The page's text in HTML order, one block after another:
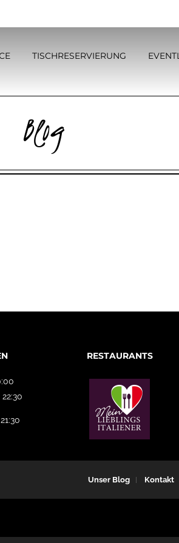
TISCHRESERVIERUNG
Blog
RESTAURANTS
Unser Blog Kontakt